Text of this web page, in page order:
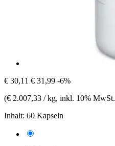
€ 30,11 € 31,99 -6%
(€ 2.007,33 / kg, inkl. 10% MwSt.
Inhalt: 60 Kapseln